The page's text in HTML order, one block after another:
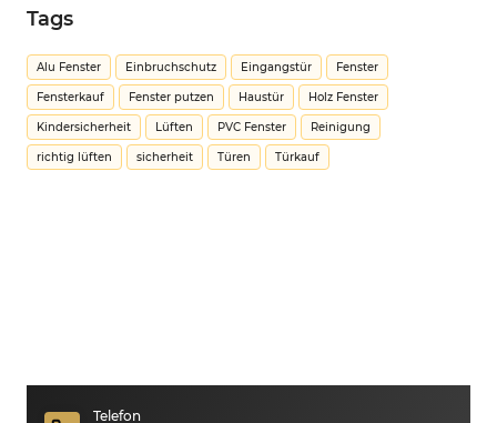
Tags
Alu Fenster Einbruchschutz Eingangstür Fenster
Fensterkauf Fenster putzen Haustür Holz Fenster
Kindersicherheit Lüften PVC Fenster Reinigung
richtig lüften sicherheit Türen Türkauf
Telefon